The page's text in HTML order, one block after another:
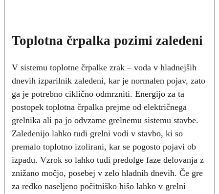
Toplotna črpalka pozimi zaledeni
V sistemu toplotne črpalke zrak – voda v hladnejših
dnevih izparilnik zaledeni, kar je normalen pojav, zato
ga je potrebno ciklično odmrzniti. Energijo za ta
postopek toplotna črpalka prejme od električnega
grelnika ali pa jo odvzame grelnemu sistemu stavbe.
Zaledenijo lahko tudi grelni vodi v stavbo, ki so
premalo toplotno izolirani, kar se pogosto pojavi ob
izpadu. Vzrok so lahko tudi predolge faze delovanja z
znižano močjo, posebej v zelo hladnih dnevih. Če gre
za redko naseljeno počitniško hišo lahko v grelni